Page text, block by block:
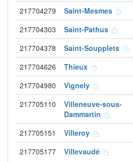
217704279 Saint-Mesmes
217704303 Saint-Pathus
217704378 Saint-Soupplets
217704626 Thieux
217704980 Vignely
217705110
Villeneuve-sous-
Dammartin
217705151 Villeroy
217705177 Villevaudé